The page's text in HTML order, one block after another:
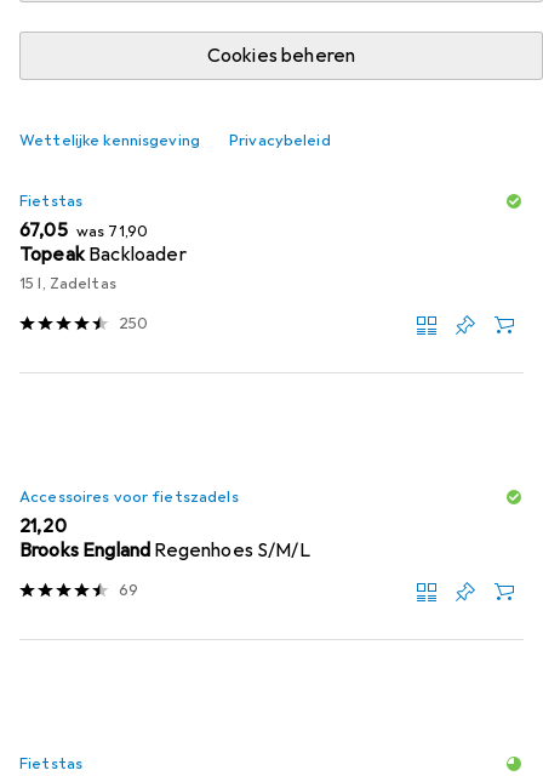
Cookies beheren
Wettelijke kennisgeving Privacybeleid
Fietstas
EUR
67,05 was EUR
71,90
Topeak Backloader
15 l, Zadeltas
250
Accessoires voor fietszadels
EUR
21,20
Brooks England Regenhoes S/M/L
69
Fietstas